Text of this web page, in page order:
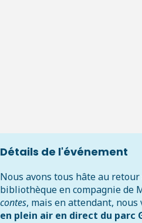
Détails de l'événement
Nous avons tous hâte au
bibliothèque en compagnie de
contes, mais en attendant,
en plein air en direct du parc